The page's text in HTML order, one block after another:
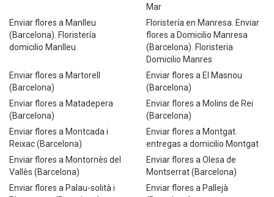
Mar
Enviar flores a Manlleu
(Barcelona). Floristería
domicilio Manlleu
Floristería en Manresa. Enviar
flores a Domicilio Manresa
(Barcelona). Floristeria
Domicilio Manres
Enviar flores a Martorell
(Barcelona)
Enviar flores a El Masnou
(Barcelona)
Enviar flores a Matadepera
(Barcelona)
Enviar flores a Molins de Rei
(Barcelona)
Enviar flores a Montcada i
Reixac (Barcelona)
Enviar flores a Montgat.
entregas a domicilio Montgat
Enviar flores a Montornès del
Vallès (Barcelona)
Enviar flores a Olesa de
Montserrat (Barcelona)
Enviar flores a Palau-solità i
Enviar flores a Pallejà